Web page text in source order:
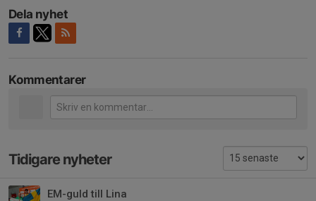
Dela nyhet
Kommentarer
Tidigare nyheter
EM-guld till Lina